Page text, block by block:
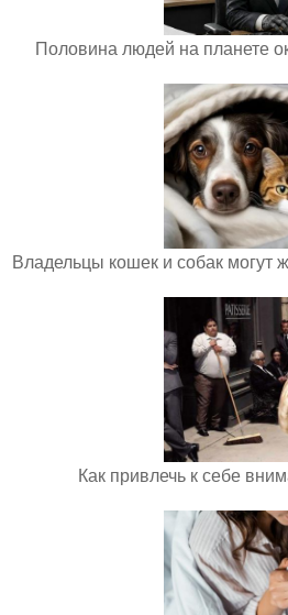
Половина людей на планете
Владельцы кошек и собак могут
Как привлечь к себе